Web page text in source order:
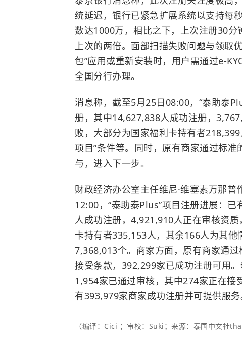
统延迟，银行已紧急扩展系统以支持每
数达1000万，相比之下，上次注册30
上次的两倍。面部扫描失败问题与领取
包”应用或重新安装时，用户需通过e-
全国分行办理。
消息称，截至5月25日08:00，“泰助泰
册，其中14,627,838人成功注册，
败，大部分为国家福利卡持有者
项目”条件等。同时，原有商家通过标
与，进入下一步。
财政经济办公室主任维尼·维塞素万那普
12:00，“泰助泰Plus”项目注册进展：
人成功注册，4,921,910人正在审核资
卡持有者335,153人，其余166人为其
7,368,013个。商家方面，原有商家通
接受条款，392,299家已成功注册可用
1,954家已通过审核，其中274家正在
有393,979家商家成功注册并可提供服务
（编译：Cici ；审校：Suki；来源：泰国中文社